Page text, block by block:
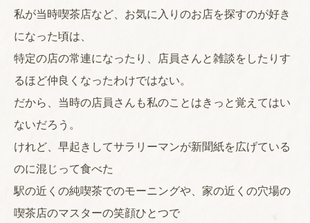
私が当時喫茶店など、お気に入りのお店を探すのが好き
になった頃は、
特定の店の常連になったり、店員さんと雑談をしたりす
るほど仲良くなったわけではない。
だから、当時の店員さんも私のことはきっと覚えてはい
ないだろう。
けれど、早起きしてサラリーマンが新聞紙を広げている
のに混じって食べた
駅の近くの純喫茶でのモーニングや、家の近くの穴場の
喫茶店のマスターの笑顔ひとつで